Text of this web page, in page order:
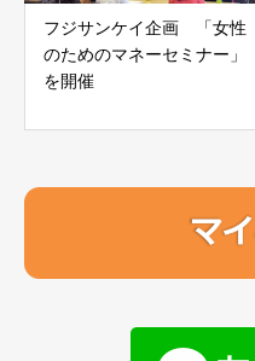
フジサンケイ企画 「女性
のためのマネーセミナー」
を開催